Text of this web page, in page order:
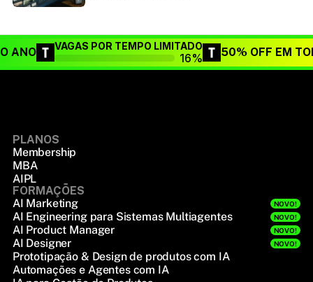
ANO VAGAS POR TEMPO LIMITADO
16% 50% OFF EM
PLANOS
Membership
MBA
AIPL
FORMAÇÕES
AI Marketing
NOVO!
AI Engineering para Sistemas Multiagentes NOVO!
AI Product Manager NOVO!
AI Designer NOVO!
Prototipação & Design de produtos com IA
Automações e Agentes com IA